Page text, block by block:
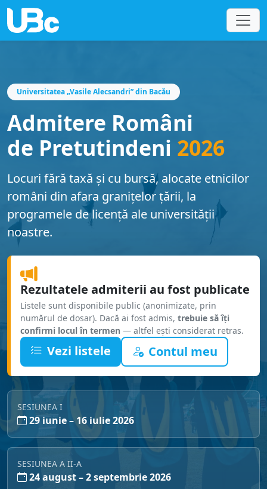
Universitatea „Vasile Alecsandri” din Bacău
Admitere Români
de Pretutindeni 2026
Locuri fără taxă și cu bursă, alocate etnicilor
români din afara granițelor țării, la
programele de licență ale universității
noastre.
Rezultatele admiterii au fost publicate
Listele sunt disponibile public (anonimizate, prin
numărul de dosar). Dacă ai fost admis, trebuie să îți
confirmi locul în termen — altfel ești considerat retras.
Vezi listele Contul meu
SESIUNEA I
29 iunie – 16 iulie 2026
SESIUNEA A II-A
24 august – 2 septembrie 2026